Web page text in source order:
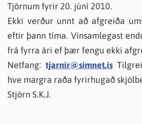
Tjörnum fyrir 20. júní 2010.
Ekki verður unnt að afgreiða
eftir þann tíma. Vinsamlegast
frá fyrra ári ef þær fengu ekki
Netfang: tjarnir@simnet.is
hve margra raða fyrirhugað
Stjórn S.K.J.